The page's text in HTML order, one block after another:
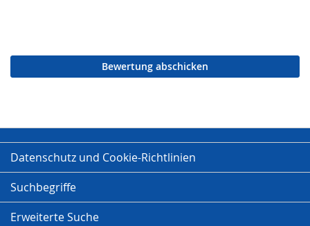
Bewertung abschicken
Datenschutz und Cookie-Richtlinien
Suchbegriffe
Erweiterte Suche